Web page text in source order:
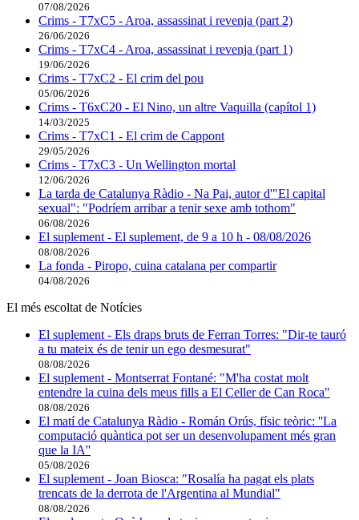
07/08/2026
Crims - T7xC5 - Aroa, assassinat i revenja (part 2)
26/06/2026
Crims - T7xC4 - Aroa, assassinat i revenja (part 1)
19/06/2026
Crims - T7xC2 - El crim del pou
05/06/2026
Crims - T6xC20 - El Nino, un altre Vaquilla (capítol 1)
14/03/2025
Crims - T7xC1 - El crim de Cappont
29/05/2026
Crims - T7xC3 - Un Wellington mortal
12/06/2026
La tarda de Catalunya Ràdio - Na Pai, autor d'"El capital
sexual": "Podríem arribar a tenir sexe amb tothom"
06/08/2026
El suplement - El suplement, de 9 a 10 h - 08/08/2026
08/08/2026
La fonda - Piropo, cuina catalana per compartir
04/08/2026
El més escoltat de Notícies
El suplement - Els draps bruts de Ferran Torres: "Dir-te tauró
a tu mateix és de tenir un ego desmesurat"
08/08/2026
El suplement - Montserrat Fontané: "M'ha costat molt
entendre la cuina dels meus fills a El Celler de Can Roca"
08/08/2026
El matí de Catalunya Ràdio - Román Orús, físic teòric: ''La
computació quàntica pot ser un desenvolupament més gran
que la IA''
05/08/2026
El suplement - Joan Biosca: "Rosalía ha pagat els plats
trencats de la derrota de l'Argentina al Mundial"
08/08/2026